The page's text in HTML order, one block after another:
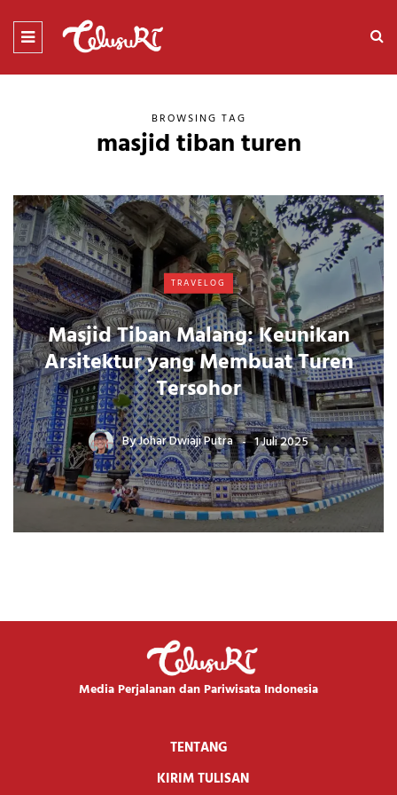
BROWSING TAG
masjid tiban turen
TRAVELOG
Masjid Tiban Malang: Keunikan
Arsitektur yang Membuat Turen
Tersohor
ByJohar Dwiaji Putra 1 Juli 2025
Media Perjalanan dan Pariwisata Indonesia
TENTANG
KIRIM TULISAN